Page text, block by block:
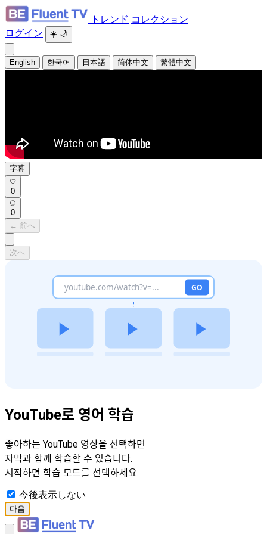
トレンド コレクション
ログイン
☀️ 🌙
English 한국어 日本語 简体中文 繁體中文
字幕
0
0
← 前へ
次へ
YouTube로 영어 학습
좋아하는 YouTube 영상을 선택하면
자막과 함께 학습할 수 있습니다.
시작하면 학습 모드를 선택하세요.
今後表示しない
다음